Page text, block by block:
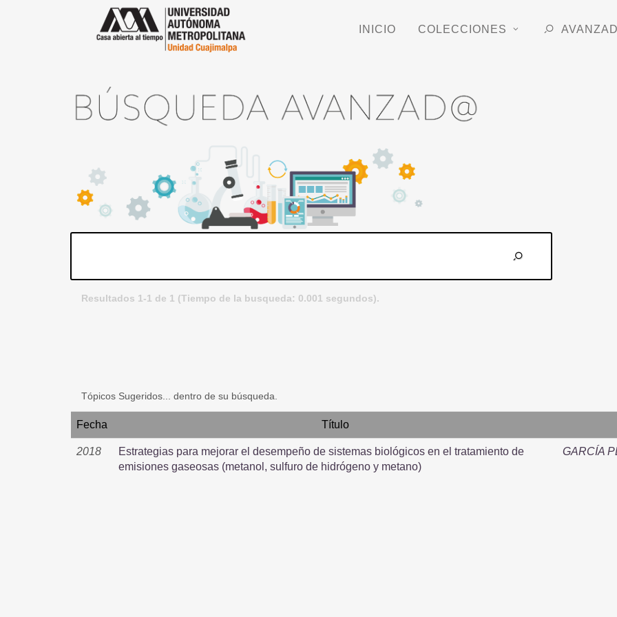
INICIO COLECCIONES
Resultados 1-1 de 1 (Tiempo de la busqueda: 0.001 segundos).
Tópicos Sugeridos... dentro de su búsqueda.
Fecha Título
2018
Estrategias para mejorar el desempeño de sistemas biológicos en el tratamiento de
emisiones gaseosas (metanol, sulfuro de hidrógeno y metano)
GARCÍA